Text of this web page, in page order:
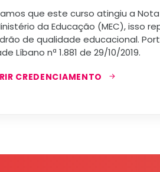
que este curso atingiu a
da Educação (MEC), isso
de qualidade educacional.
Líbano nª 1.881 de 29/10/2019.
CREDENCIAMENTO